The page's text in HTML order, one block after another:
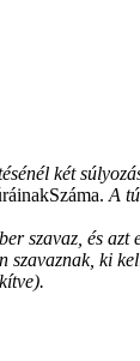
két
A
szavaz, és
szavaznak, ki